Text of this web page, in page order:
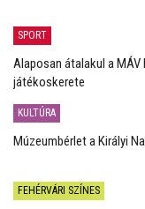
SPORT
Alaposan átalakul a
játékoskerete
KULTÚRA
Múzeumbérlet a Királyi
FEHÉRVÁRI SZÍNES